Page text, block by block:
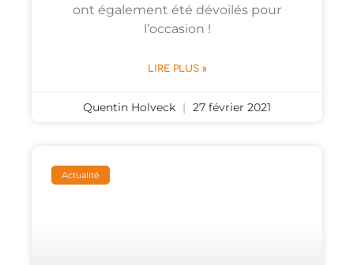
ont également été dévoilés pour
l’occasion !
LIRE PLUS »
Quentin Holveck 27 février 2021
Actualité